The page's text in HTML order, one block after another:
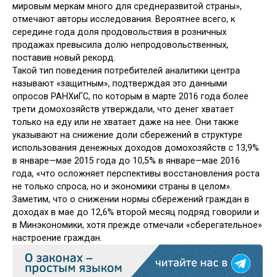
мировым меркам много для среднеразвитой страны»,
отмечают авторы исследования. Вероятнее всего, к
середине года доля продовольствия в розничных
продажах превысила долю непродовольственных,
поставив новый рекорд.
Такой тип поведения потребителей аналитики центра
называют «защитным», подтверждая это данными
опросов РАНХиГС, по которым в марте 2016 года более
трети домохозяйств утверждали, что денег хватает
только на еду или не хватает даже на нее. Они также
указывают на снижение доли сбережений в структуре
использования денежных доходов домохозяйств с 13,9%
в январе—мае 2015 года до 10,5% в январе—мае 2016
года, «что осложняет перспективы восстановления роста
не только спроса, но и экономики страны в целом».
Заметим, что о снижении нормы сбережений граждан в
доходах в мае до 12,6% второй месяц подряд говорили и
в Минэкономики, хотя прежде отмечали «сберегательное»
настроение граждан.